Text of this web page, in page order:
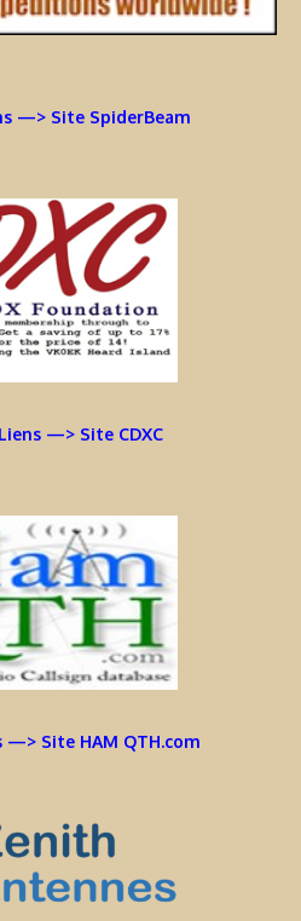
—> Site SpiderBeam
—> Site CDXC
—> Site HAM QTH.com